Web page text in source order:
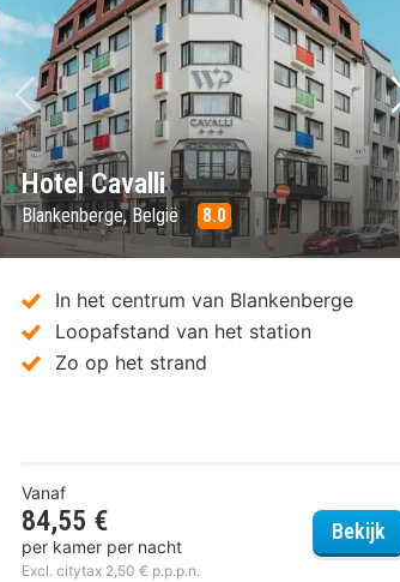
foto
Sejour
Vorige foto
Hotel Cavalli
Blankenberge, België 8.0
In het centrum van Blankenberge
Loopafstand van het station
Zo op het strand
Vanaf
84,55 €
per kamer per nacht
Excl. citytax 2,50 € p.p.p.n.
Bekijk